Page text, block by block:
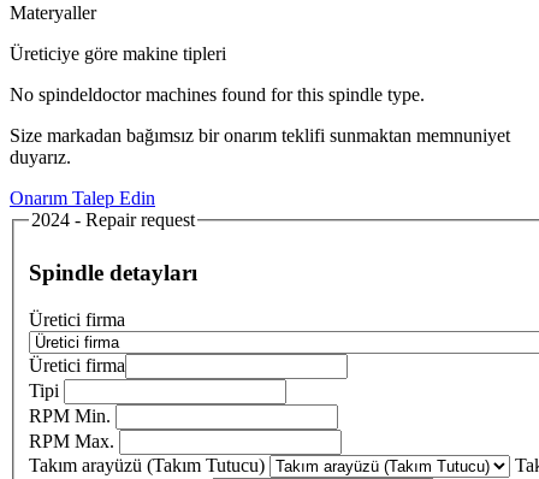
Materyaller
Üreticiye göre makine tipleri
No spindeldoctor machines found for this spindle type.
Size markadan bağımsız bir onarım teklifi sunmaktan memnuniyet
duyarız.
Onarım Talep Edin
2024 - Repair request
Spindle detayları
Üretici firma
Üretici firma
Tipi
RPM Min.
RPM Max.
Takım arayüzü (Takım Tutucu)